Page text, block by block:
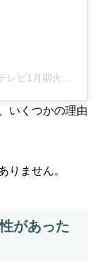
『アイシー 〜瞬間記憶捜査・柊班〜』フジテレビ1月期火9ドラマ【公式】(@eyesee_fujitv)がシェアした投稿
いくつかの理由
りません。
があった